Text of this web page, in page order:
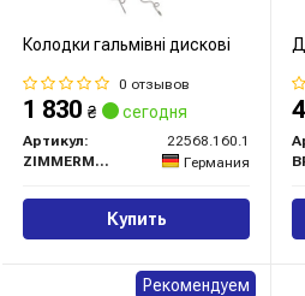
Колодки гальмівні дискові
0 отзывов
1 830 ₴ сегодня
Артикул:
22568.160.1
ZIMMERMANN
Германия
Купить
Рекомендуем